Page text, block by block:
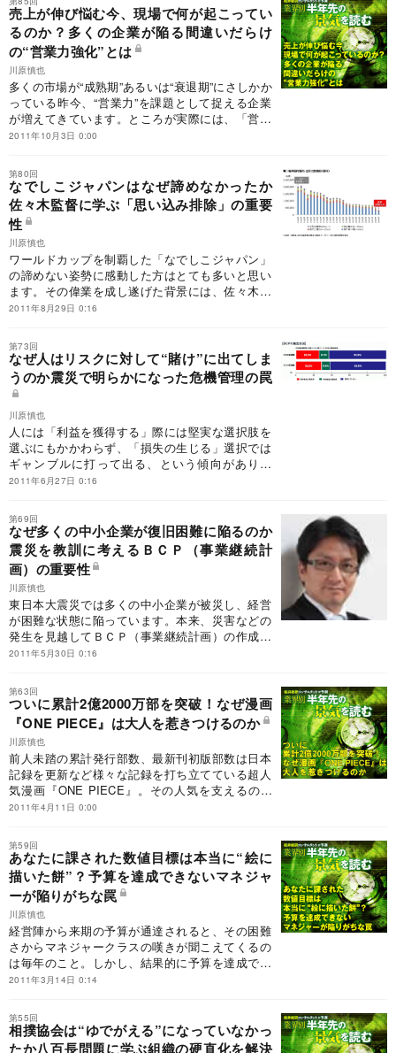
売上が伸び悩む今、現場で何が起こってい
るのか？多くの企業が陥る間違いだらけ
の“営業力強化”とは
川原慎也
多くの市場が“成熟期”あるいは“衰退期”にさしかか
っている昨今、“営業力”を課題として捉える企業
が増えてきています。ところが実際には、「営業
力が弱い」という実態そのものを把握できていな
2011年10月3日 0:00
第80回
なでしこジャパンはなぜ諦めなかったか
佐々木監督に学ぶ「思い込み排除」の重要
性
川原慎也
ワールドカップを制覇した「なでしこジャパン」
の諦めない姿勢に感動した方はとても多いと思い
ます。その偉業を成し遂げた背景には、佐々木監
督の“思い込み”を排除した冷静な采配がありまし
2011年8月29日 0:16
第73回
なぜ人はリスクに対して“賭け”に出てしま
うのか震災で明らかになった危機管理の罠
川原慎也
人には「利益を獲得する」際には堅実な選択肢を
選ぶにもかかわらず、「損失の生じる」選択では
ギャンブルに打って出る、という傾向がありま
す。この心理は危機管理を考える際、非常に大き
2011年6月27日 0:16
第69回
なぜ多くの中小企業が復旧困難に陥るのか
震災を教訓に考えるＢＣＰ（事業継続計
画）の重要性
川原慎也
東日本大震災では多くの中小企業が被災し、経営
が困難な状態に陥っています。本来、災害などの
発生を見越してＢＣＰ（事業継続計画）の作成が
非常に重要ですが、発生の可能性の低さからなか
2011年5月30日 0:16
第63回
ついに累計2億2000万部を突破！なぜ漫画
『ONE PIECE』は大人を惹きつけるのか
川原慎也
前人未踏の累計発行部数、最新刊初版部数は日本
記録を更新など様々な記録を打ち立てている超人
気漫画『ONE PIECE』。その人気を支えるのが
読者の中心である大人ですが、なぜ彼らの多くが
か。
2011年4月11日 0:00
第59回
あなたに課された数値目標は本当に“絵に
描いた餅”？予算を達成できないマネジャ
ーが陥りがちな罠
川原慎也
経営陣から来期の予算が通達されると、その困難
さからマネジャークラスの嘆きが聞こえてくるの
は毎年のこと。しかし、結果的に予算を達成でき
るマネジャーとそうではないマネジャーに分かれ
2011年3月14日 0:14
第55回
相撲協会は“ゆでがえる”になっていなかっ
たか八百長問題に学ぶ組織の硬直化を解決